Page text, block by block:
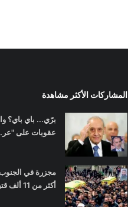
المشاركات الأكثر مشاهدة
برّي... باي باي؟
عقوبات على
مجزرة في
أكثر من 11 ألف قتيل...